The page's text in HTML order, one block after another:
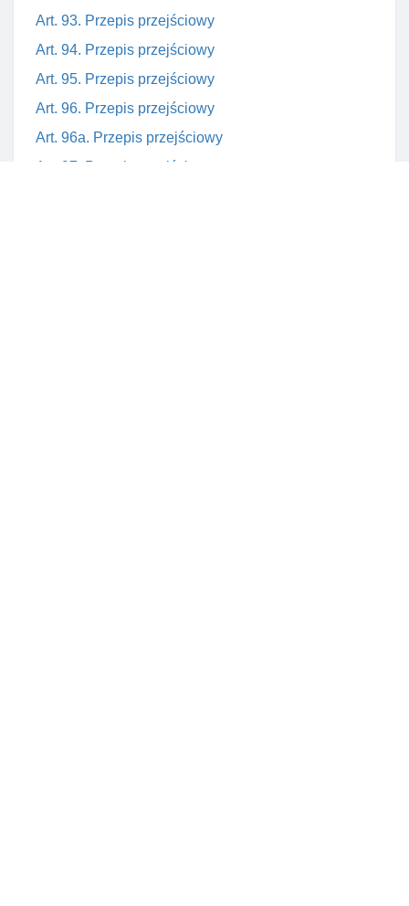
Art. 93. Przepis przejściowy
Art. 94. Przepis przejściowy
Art. 95. Przepis przejściowy
Art. 96. Przepis przejściowy
Art. 96a. Przepis przejściowy
Art. 97. Przepis przejściowy